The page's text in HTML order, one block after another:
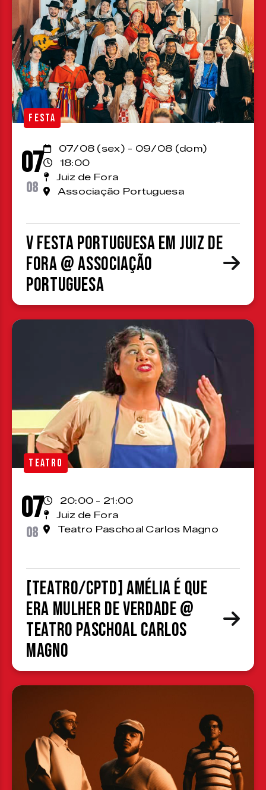
FESTA
07
08
07/08 (sex) - 09/08 (dom)
18:00
Juiz de Fora
Associação Portuguesa
V Festa Portuguesa em Juiz de
Fora @ Associação
Portuguesa
TEATRO
07
08
20:00 - 21:00
Juiz de Fora
Teatro Paschoal Carlos Magno
[TEATRO/CPTD] Amélia é que
era mulher de verdade @
Teatro Paschoal Carlos
Magno